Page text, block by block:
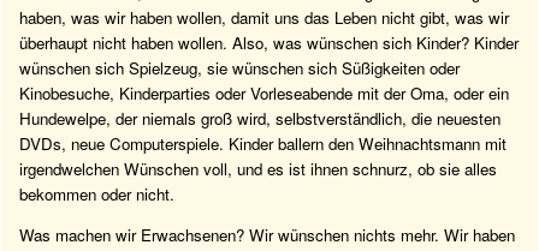
haben, was wir haben wollen, damit uns das Leben nicht gibt, was wir
überhaupt nicht haben wollen. Also, was wünschen sich Kinder? Kinder
wünschen sich Spielzeug, sie wünschen sich Süßigkeiten oder
Kinobesuche, Kinderparties oder Vorleseabende mit der Oma, oder ein
Hundewelpe, der niemals groß wird, selbstverständlich, die neuesten
DVDs, neue Computerspiele. Kinder ballern den Weihnachtsmann mit
irgendwelchen Wünschen voll, und es ist ihnen schnurz, ob sie alles
bekommen oder nicht.
Was machen wir Erwachsenen? Wir wünschen nichts mehr. Wir haben